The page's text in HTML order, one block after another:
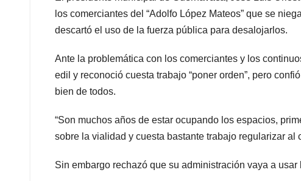
los comerciantes del “Adolfo López Mateos” que se
descartó el uso de la fuerza pública para desalojarlos.
Ante la problemática con los comerciantes y los
edil y reconoció cuesta trabajo “poner orden”, pero
bien de todos.
“Son muchos años de estar ocupando los espacios,
sobre la vialidad y cuesta bastante trabajo regularizar al
Sin embargo rechazó que su administración vaya a